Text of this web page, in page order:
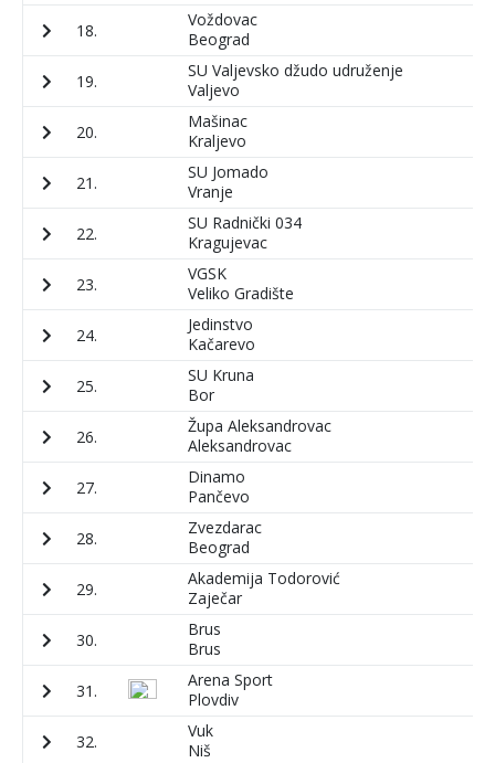
18.
Voždovac
Beograd
19.
SU Valjevsko džudo udruženje
Valjevo
20.
Mašinac
Kraljevo
21.
SU Jomado
Vranje
22.
SU Radnički 034
Kragujevac
23.
VGSK
Veliko Gradište
24.
Jedinstvo
Kačarevo
25.
SU Kruna
Bor
26.
Župa Aleksandrovac
Aleksandrovac
27.
Dinamo
Pančevo
28.
Zvezdarac
Beograd
29.
Akademija Todorović
Zaječar
30.
Brus
Brus
31.
Arena Sport
Plovdiv
32.
Vuk
Niš